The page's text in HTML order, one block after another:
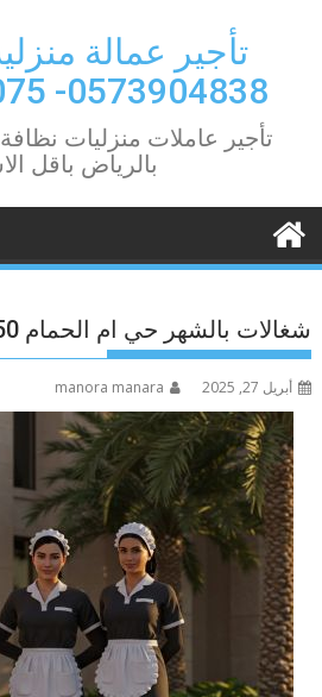
تأجير عمالة
0573904838- 0549362075
تأجير عاملات منزليات
بالرياض باقل
شغالات بالشهر حي ام الحمام 0596690150
أبريل 27, 2025 manora manara